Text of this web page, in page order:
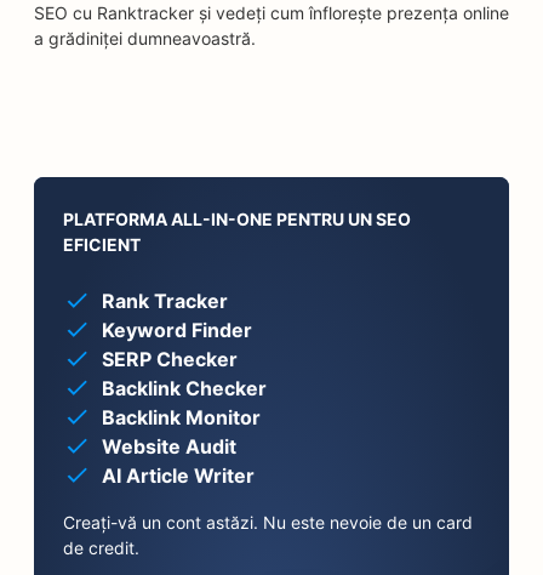
SEO cu Ranktracker și vedeți cum înflorește prezența online
a grădiniței dumneavoastră.
PLATFORMA ALL-IN-ONE PENTRU UN SEO
EFICIENT
Rank Tracker
Keyword Finder
SERP Checker
Backlink Checker
Backlink Monitor
Website Audit
AI Article Writer
Creați-vă un cont astăzi. Nu este nevoie de un card
de credit.